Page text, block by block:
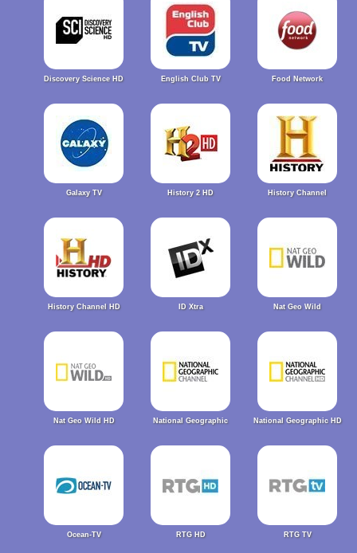
Discovery Science HD English Club TV Food Network
Galaxy TV History 2 HD History Channel
History Channel HD ID Xtra Nat Geo Wild
Nat Geo Wild HD National Geographic National Geographic HD
Ocean-TV RTG HD RTG TV